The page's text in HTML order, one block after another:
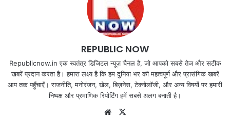
REPUBLIC NOW
Republicnow.in एक स्वतंत्र डिजिटल न्यूज़ चैनल है, जो आपको सबसे तेज और सटीक
खबरें प्रदान करता है। हमारा लक्ष्य है कि हम दुनिया भर की महत्वपूर्ण और प्रासंगिक खबरें
आप तक पहुँचाएँ। राजनीति, मनोरंजन, खेल, बिज़नेस, टेक्नोलॉजी, और अन्य विषयों पर हमारी
निष्पक्ष और प्रमाणिक रिपोर्टिंग हमें सबसे अलग बनाती है।
Website